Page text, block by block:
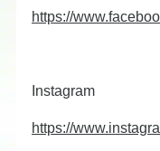
https://
Instagram
https://